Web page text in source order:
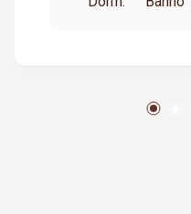
Valor De 1 Condomínio.